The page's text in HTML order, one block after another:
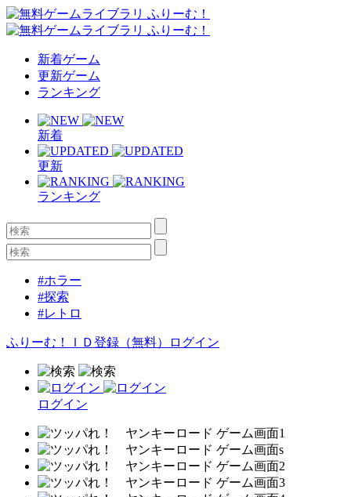
新着ゲーム
更新ゲーム
ランキング
新着
更新
ランキング
#ホラー
#探索
#レトロ
ふりーむ！ＩＤ登録（無料） ログイン
ログイン